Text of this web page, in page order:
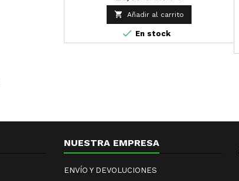

Añadir al carrito
 En stock
NUESTRA EMPRESA
ENVÍO Y DEVOLUCIONES